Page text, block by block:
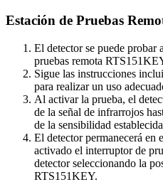
Estación de Pruebas
El detector se puede probar
pruebas remota
Sigue las instrucciones
para realizar un uso
Al activar la prueba, el
de la señal de infrarrojos
de la sensibilidad
El detector permanecerá en
activado el interruptor de
detector seleccionando la
RTS151KEY.